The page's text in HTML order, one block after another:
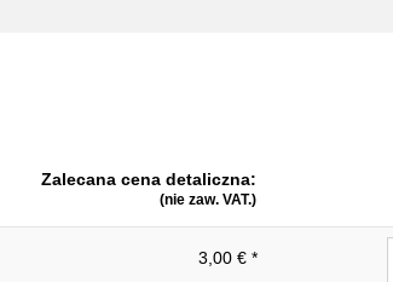
calach: 1/4" - 1/2
Zalecana cena detaliczna:
(nie zaw. VAT.)
3,00 € *